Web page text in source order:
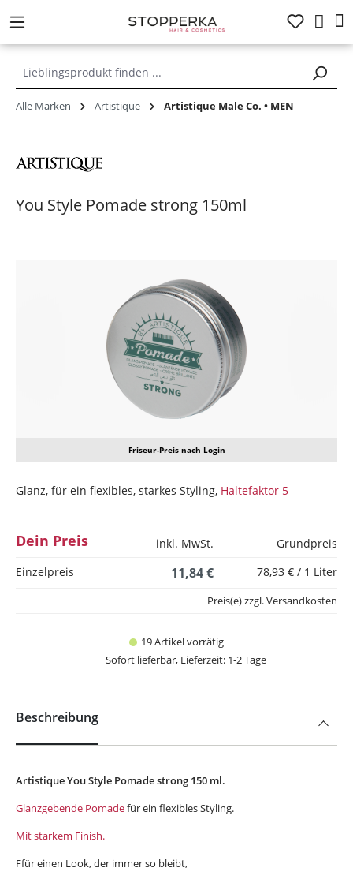
springen
Alle Marken Artistique Artistique Male Co. • MEN
You Style Pomade strong 150ml
Friseur-Preis nach Login
Glanz, für ein flexibles, starkes Styling, Haltefaktor 5
Dein Preis inkl. MwSt.
Grundpreis
Einzelpreis
11,84 € 78,93 € / 1 Liter
19 Artikel vorrätig
Sofort lieferbar, Lieferzeit: 1-2 Tage
Preis(e) zzgl. Versandkosten
Beschreibung
Artistique You Style Pomade strong 150 ml.
Glanzgebende Pomadefür ein flexibles Styling.
Mit starkem Finish.
Ffür einen Look, der immer so bleibt,